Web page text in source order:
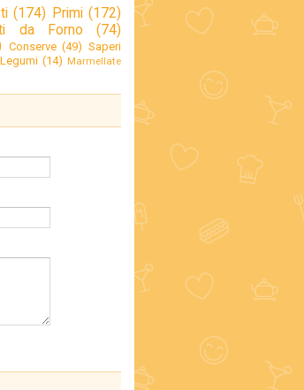
(174) Primi (172)
da Forno
(74)
Conserve (49) Saperi
Legumi (14) Marmellate